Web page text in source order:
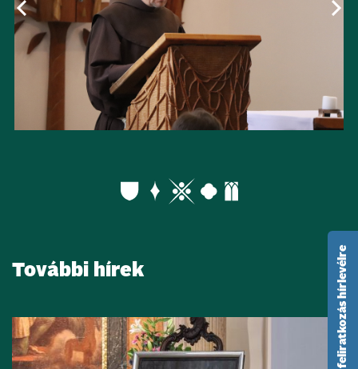
További hírek feliratkozás hírlevélre